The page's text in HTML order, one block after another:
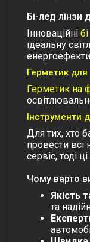
Бі-лед лінзи
Інноваційні
ідеальну
Герметик
Герметик на
Інструменти
Для тих, хто
провести всі
сервіс, тоді
Чому варто
Якість
та